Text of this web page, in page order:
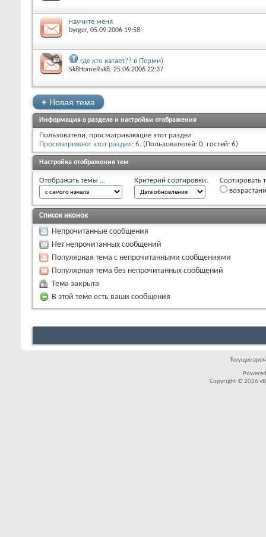
научите меня
byrger‎, 05.09.2006 19:58
где кто катает?? в Перми)
Sk8HomeRsk8‎, 25.06.2006 22:37
+ Новая тема
Информация о разделе и настройки отображения
Пользователи, просматривающие этот раздел
Просматривают этот раздел: 6. (Пользователей: 0, гостей: 6)
Настройка отображения тем
Отображать темы ... Критерий сортировки:
Сортировать
Список иконок
Непрочитанные сообщения
Нет непрочитанных сообщений
Популярная тема с непрочитанными сообщениями
Популярная тема без непрочитанных сообщений
Тема закрыта
В этой теме есть ваши сообщения
Текущее
Copyright © 2026